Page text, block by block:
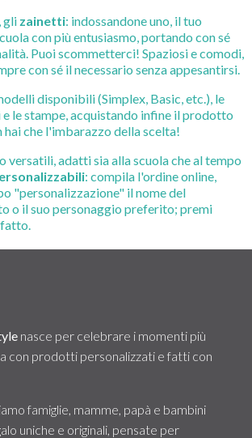
gli zainetti: indossandone uno, il tuo
con più entusiasmo, portando con sé
Puoi scommetterci! Spaziosi e comodi,
con sé il necessario senza appesantirsi.
disponibili (Simplex, Basic, etc.), le
le stampe, acquistando infine il prodotto
che l'imbarazzo della scelta!
versatili, adatti sia alla scuola che al tempo
: compila l'ordine online,
"personalizzazione" il nome del
o il suo personaggio preferito; premi
fatto.
ti regala una scuola allegra e
nasce per celebrare i momenti più
con prodotti personalizzati e fatti con
famiglie, mamme, papà e bambini
uniche e originali, pensate per